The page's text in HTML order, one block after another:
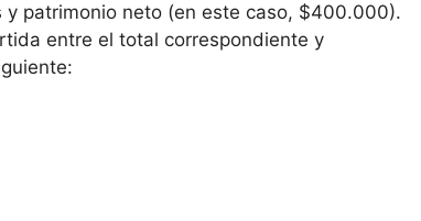
patrimonio neto (en este caso, $400.000).
entre el total correspondiente y